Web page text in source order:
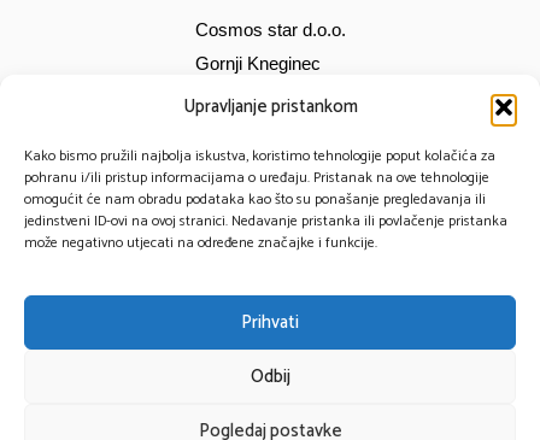
Upravljanje pristankom
Kako bismo pružili najbolja iskustva, koristimo tehnologije poput kolačića za
pohranu i/ili pristup informacijama o uređaju. Pristanak na ove tehnologije
omogućit će nam obradu podataka kao što su ponašanje pregledavanja ili
jedinstveni ID-ovi na ovoj stranici. Nedavanje pristanka ili povlačenje pristanka
može negativno utjecati na određene značajke i funkcije.
Prihvati
Odbij
Pogledaj postavke
Cosmos star d.o.o.
Gornji Kneginec
Bana Jelačića 12
Tel: 098 284 634
091 430 1093
© 2025 – Cosmos Star All Rights Reserved.
Powered by TomTech